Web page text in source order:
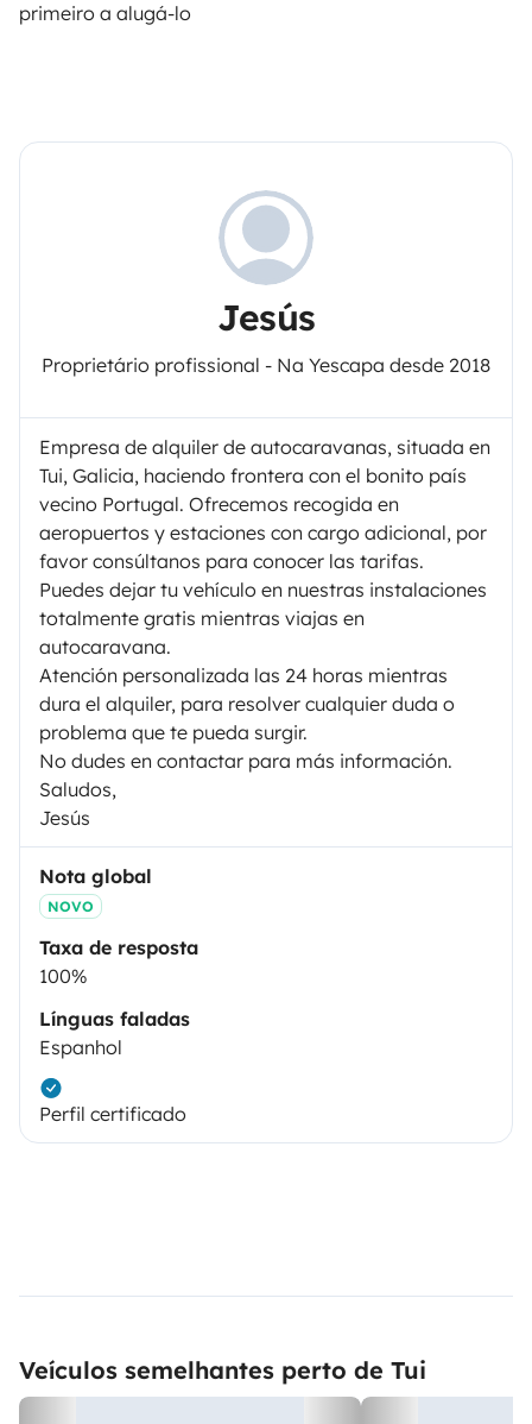
primeiro a alugá-lo
Jesús
Proprietário profissional - Na Yescapa desde 2018
Empresa de alquiler de autocaravanas, situada en
Tui, Galicia, haciendo frontera con el bonito país
vecino Portugal. Ofrecemos recogida en
aeropuertos y estaciones con cargo adicional, por
favor consúltanos para conocer las tarifas.
Puedes dejar tu vehículo en nuestras instalaciones
totalmente gratis mientras viajas en
autocaravana.
Atención personalizada las 24 horas mientras
dura el alquiler, para resolver cualquier duda o
problema que te pueda surgir.
No dudes en contactar para más información.
Saludos,
Jesús
Nota global
NOVO
Taxa de resposta
100%
Línguas faladas
Espanhol
Perfil certificado
Veículos semelhantes perto de Tui